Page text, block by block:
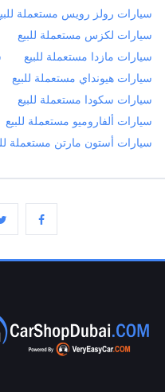
سيارات رولز رويس مستعملة
سيارات لكزس مستعملة للبيع
سيارات مازدا مستعملة للبيع
سيارات هيونداي مستعملة للبيع
سيارات سكودا مستعملة للبيع
سيارات ألفاروميو مستعملة للبيع
سيارات أستون مارتن مستعملة